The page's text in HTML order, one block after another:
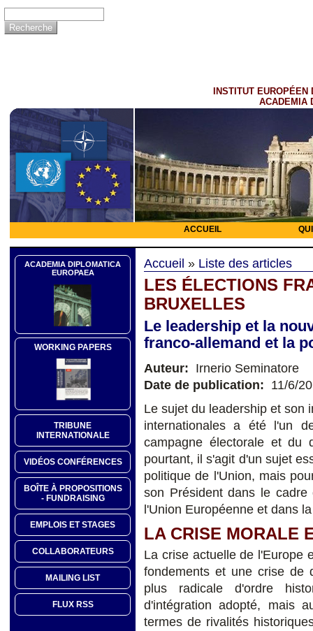
INSTITUT EUROPÉEN
ACADEMIA
ACCUEIL
ACADEMIA DIPLOMATICA
EUROPAEA
WORKING PAPERS
TRIBUNE
INTERNATIONALE
VIDÉOS CONFÉRENCES
BOÎTE À PROPOSITIONS
- FUNDRAISING
EMPLOIS ET STAGES
COLLABORATEURS
MAILING LIST
FLUX RSS
Accueil » Liste des articles
LES ÉLECTIONS
BRUXELLES
Le leadership et la
franco-allemand et la
Auteur: Irnerio Seminatore
Date de publication: 11/6/
Le sujet du leadership et son
internationales a été l'un
campagne électorale et du
pourtant, il s'agit d'un sujet
politique de l'Union, mais
son Président dans le
l'Union Européenne et dans
LA CRISE MORALE
La crise actuelle de l'Europe
fondements et une crise de
plus radicale d'ordre
d'intégration adopté, mais
termes de rivalités